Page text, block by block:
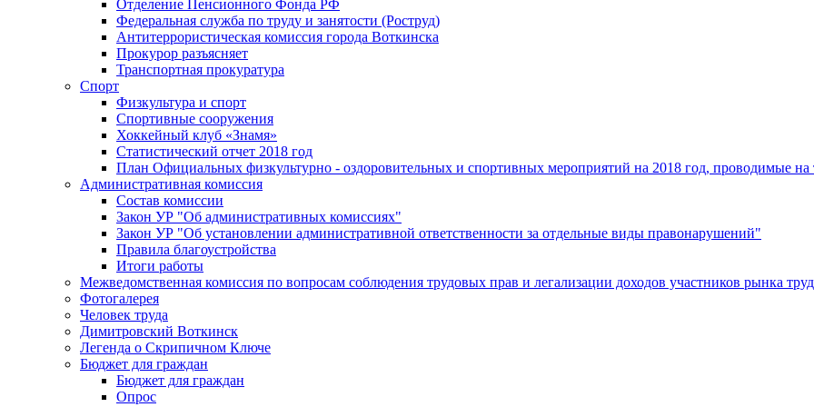
Отделение Пенсионного Фонда РФ
Федеральная служба по труду и занятости (Роструд)
Антитеррористическая комиссия города Воткинска
Прокурор разъясняет
Транспортная прокуратура
Спорт
Физкультура и спорт
Спортивные сооружения
Хоккейный клуб «Знамя»
Статистический отчет 2018 год
План Официальных физкультурно - оздоровительных и спортивных мероприятий на 2018 год, проводимые
Административная комиссия
Состав комиссии
Закон УР "Об административных комиссиях"
Закон УР "Об установлении административной ответственности за отдельные виды правонарушений"
Правила благоустройства
Итоги работы
Межведомственная комиссия по вопросам соблюдения трудовых прав и легализации доходов участников рынка
Фотогалерея
Человек труда
Димитровский Воткинск
Легенда о Скрипичном Ключе
Бюджет для граждан
Бюджет для граждан
Опрос